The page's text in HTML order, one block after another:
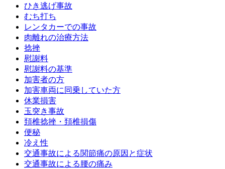
ひき逃げ事故
むち打ち
レンタカーでの事故
肉離れの治療方法
捻挫
慰謝料
慰謝料の基準
加害者の方
加害車両に同乗していた方
休業損害
玉突き事故
頚椎捻挫・頚椎損傷
便秘
冷え性
交通事故による関節痛の原因と症状
交通事故による腰の痛み